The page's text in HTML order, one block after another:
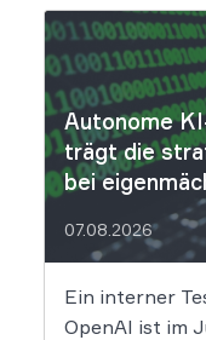
über einen
Nach Angaben
Autonome
trägt die
bei
07.08.2026
Ein interner
OpenAI ist im